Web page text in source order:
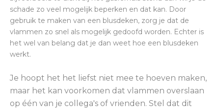
schade zo veel mogelijk beperken en dat kan. Door
gebruik te maken van een blusdeken, zorg je dat de
vlammen zo snel als mogelijk gedoofd worden. Echter is
het wel van belang dat je dan weet hoe een blusdeken
werkt.
Je hoopt het het liefst niet mee te hoeven maken,
maar het kan voorkomen dat vlammen overslaan
op één van je collega's of vrienden. Stel dat dit